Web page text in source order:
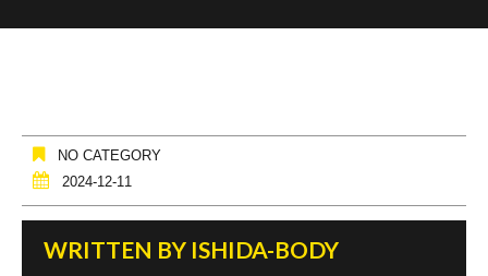
NO CATEGORY
2024-12-11
WRITTEN BY ISHIDA-BODY